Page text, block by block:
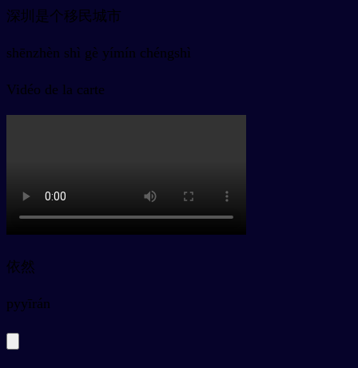
深圳是个移民城市
shēnzhèn shì gè yímín chéngshì
Vidéo de la carte
依然
pyyīrán